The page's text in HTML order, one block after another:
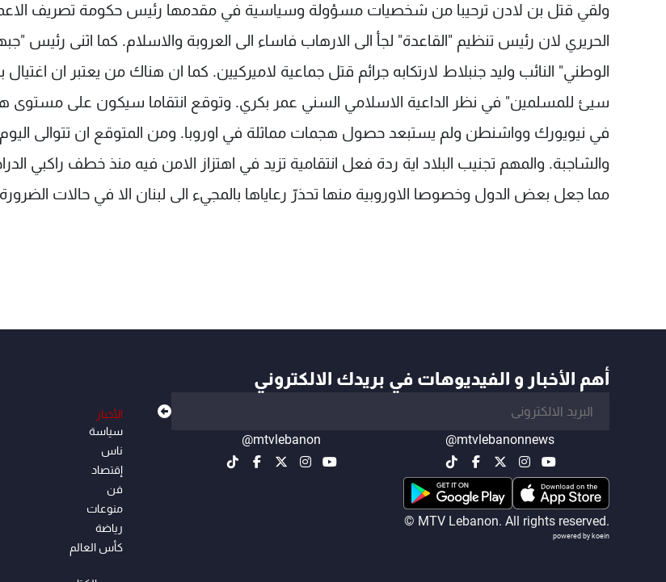
ولقي قتل بن لادن ترحيبا من شخصيات مسؤولة وسياسية في مقدمها رئيس حكومة تصريف
الحريري لان رئيس تنظيم "القاعدة" لجأ الى الارهاب فاساء الى العروبة والاسلام. كما اثنى رئيس
الوطني" النائب وليد جنبلاط لارتكابه جرائم قتل جماعية لاميركيين. كما ان هناك من يعتبر ان اغتيال
في نيويورك وواشنطن ولم يستبعد حصول هجمات مماثلة في اوروبا. ومن المتوقع ان تتوالى اليوم
والشاجبة. والمهم تجنيب البلاد اية ردة فعل انتقامية تزيد في اهتزاز الامن فيه منذ خطف راكبي
مما جعل بعض الدول وخصوصا الاوروبية منها تحذرّ رعاياها بالمجيء الى لبنان الا في حالات
أهم الأخبار و الفيديوهات في بريدك الالكتروني
@mtvlebanonnews
@mtvlebanon
© MTV Lebanon. All rights reserved.
powered by koein
الأخبار
سياسة
ناس
إقتصاد
فن
منوعات
رياضة
كأس العالم